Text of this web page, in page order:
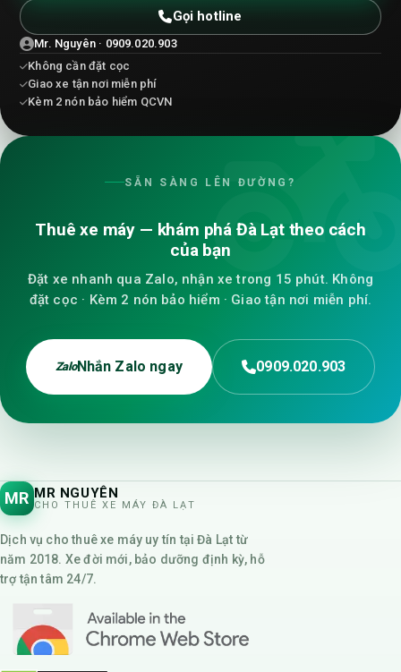
Gọi hotline
Mr. Nguyên · 0909.020.903
Không cần đặt cọc
Giao xe tận nơi miễn phí
Kèm 2 nón bảo hiểm QCVN
SẴN SÀNG LÊN ĐƯỜNG?
Thuê xe máy — khám phá Đà Lạt theo cách
của bạn
Đặt xe nhanh qua Zalo, nhận xe trong 15 phút. Không
đặt cọc · Kèm 2 nón bảo hiểm · Giao tận nơi miễn phí.
ZaloNhắn Zalo ngay 0909.020.903
MR MR NGUYÊN
CHO THUÊ XE MÁY ĐÀ LẠT
Dịch vụ cho thuê xe máy uy tín tại Đà Lạt từ
năm 2018. Xe đời mới, bảo dưỡng định kỳ, hỗ
trợ tận tâm 24/7.